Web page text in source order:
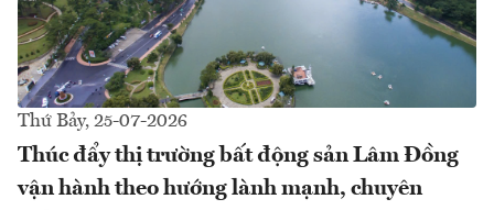
Thứ Bảy, 25-07-2026
Thúc đẩy thị trường bất động sản Lâm Đồng
vận hành theo hướng lành mạnh, chuyên